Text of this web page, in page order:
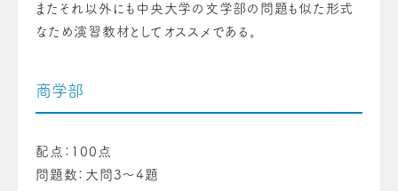
またそれ以外にも中央大学の文学部の問題も似た形式
なため演習教材としてオススメである。
商学部
配点：100点
問題数：大問3〜4題